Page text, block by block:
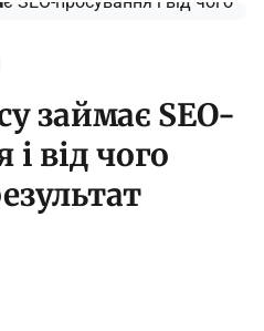
займає SEO-
від чого